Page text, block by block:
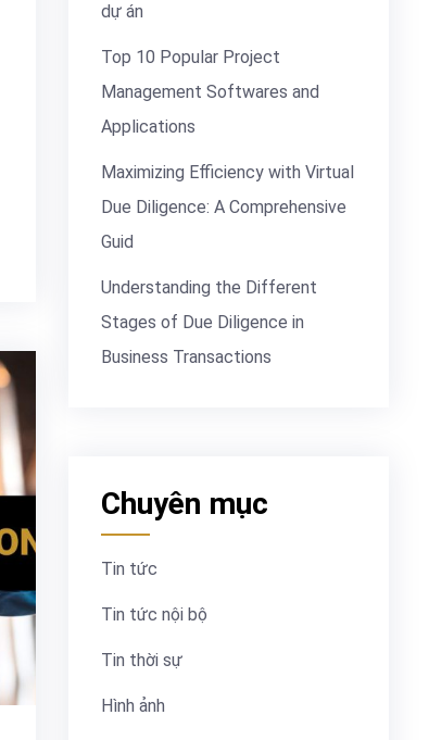
dự án
Top 10 Popular Project
Management Softwares and
Applications
Maximizing Efficiency with Virtual
Due Diligence: A Comprehensive
Guid
Understanding the Different
Stages of Due Diligence in
Business Transactions
Chuyên mục
Tin tức
Tin tức nội bộ
Tin thời sự
Hình ảnh